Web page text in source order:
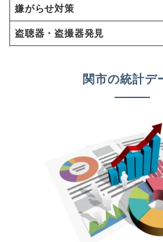
嫌がらせ対策
盗聴器・盗撮器発見
関市の統計デ